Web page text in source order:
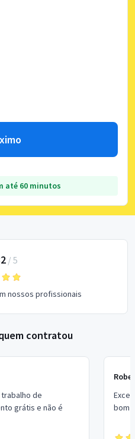
até 60 minutos
/ 5
nossos profissionais
contratou
de
grátis e não é
bom